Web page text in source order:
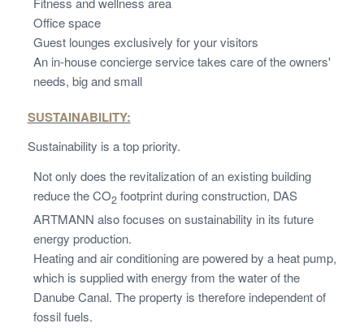
Office space
Guest lounges exclusively for your visitors
An in-house concierge service takes care of the owners'
needs, big and small
SUSTAINABILITY:
Sustainability is a top priority.
Not only does the revitalization of an existing building
reduce the CO2footprint during construction, DAS
ARTMANN also focuses on sustainability in its future
energy production.
Heating and air conditioning are powered by a heat pump,
which is supplied with energy from the water of the
Danube Canal. The property is therefore independent of
fossil fuels.